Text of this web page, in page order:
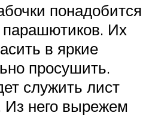
понадобится
парашютиков. Их
в яркие
просушить.
служить лист
Из него вырежем